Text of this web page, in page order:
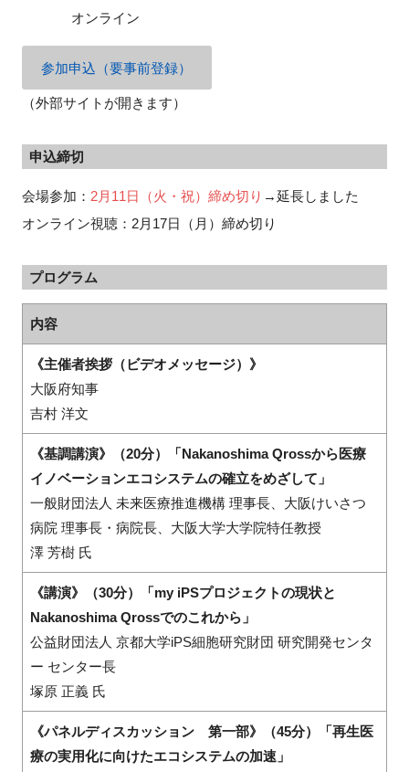
オンライン
参加申込（要事前登録）
（外部サイトが開きます）
申込締切
会場参加： 2月11日（火・祝）締め切り →延長しました
オンライン視聴：2月17日（月）締め切り
プログラム
内容
《主催者挨拶（ビデオメッセージ）》
大阪府知事
吉村 洋文
《基調講演》（20分）「Nakanoshima Qrossから医療
イノベーションエコシステムの確立をめざして」
一般財団法人 未来医療推進機構 理事長、大阪けいさつ
病院 理事長・病院長、大阪大学大学院特任教授
澤 芳樹 氏
《講演》（30分）「my iPSプロジェクトの現状と
Nakanoshima Qrossでのこれから」
公益財団法人 京都大学iPS細胞研究財団 研究開発センタ
ー センター長
塚原 正義 氏
《パネルディスカッション 第一部》（45分）「再生医
療の実用化に向けたエコシステムの加速」